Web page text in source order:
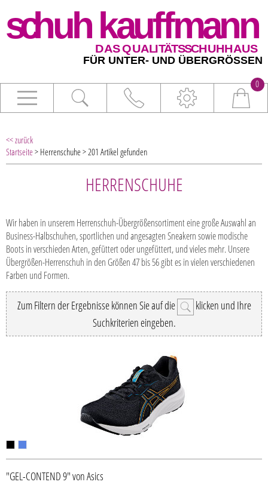
0
<< zurück
Startseite> Herrenschuhe > 201 Artikel gefunden
HERRENSCHUHE
Wir haben in unserem Herrenschuh-Übergrößensortiment eine große Auswahl an
Business-Halbschuhen, sportlichen und angesagten Sneakern sowie modische
Boots in verschieden Arten, gefüttert oder ungefüttert, und vieles mehr. Unsere
Übergrößen-Herrenschuh in den Größen 47 bis 56 gibt es in vielen verschiedenen
Farben und Formen.
Zum Filtern der Ergebnisse können Sie auf die
klicken und Ihre
Suchkriterien eingeben.
"GEL-CONTEND 9" von Asics